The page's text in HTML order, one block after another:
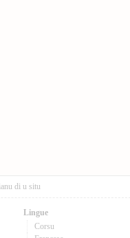
di u situ
Lingue
Corsu